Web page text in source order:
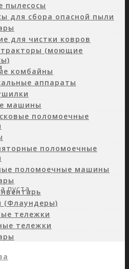
пуста.
для сбора опасной пыли
для чистки ковров
(моющие
комбайны
аппараты
машины
поломоечные
поломоечные
поломоечные машины
тележки
тележки